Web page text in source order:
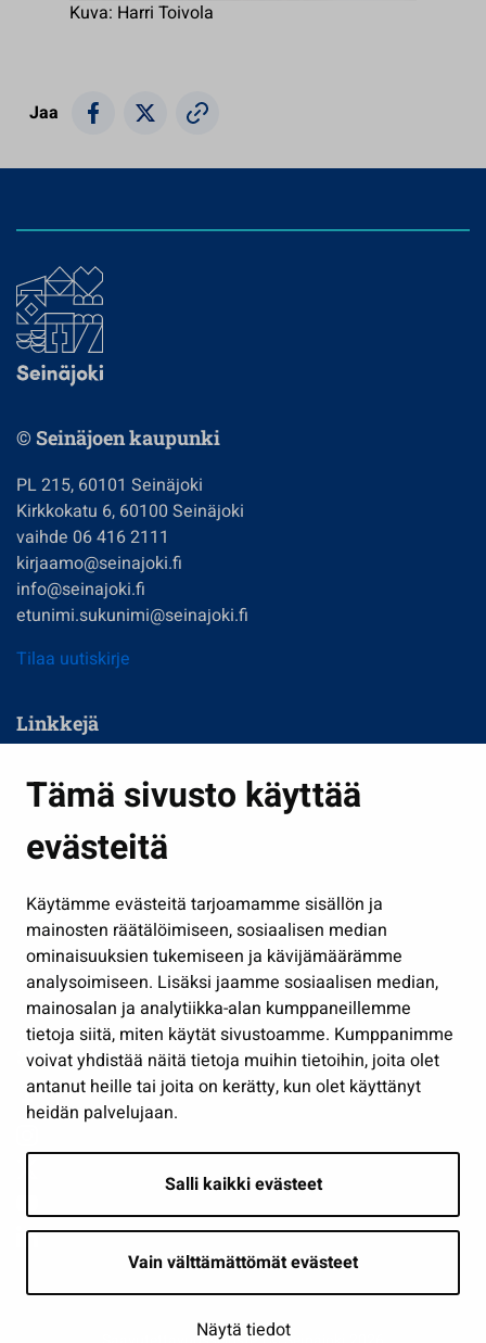
Tämä sivusto käyttää
evästeitä
Käytämme evästeitä tarjoamamme sisällön ja
mainosten räätälöimiseen, sosiaalisen median
ominaisuuksien tukemiseen ja kävijämäärämme
analysoimiseen. Lisäksi jaamme sosiaalisen median,
mainosalan ja analytiikka-alan kumppaneillemme
tietoja siitä, miten käytät sivustoamme. Kumppanimme
voivat yhdistää näitä tietoja muihin tietoihin, joita olet
antanut heille tai joita on kerätty, kun olet käyttänyt
heidän palvelujaan.
Salli kaikki evästeet
Vain välttämättömät evästeet
Näytä tiedot
Kuva: Harri Toivola
Jaa
© Seinäjoen kaupunki
PL 215, 60101 Seinäjoki
Kirkkokatu 6, 60100 Seinäjoki
vaihde 06 416 2111
kirjaamo@seinajoki.fi
info@seinajoki.fi
etunimi.sukunimi@seinajoki.fi
Tilaa uutiskirje
Linkkejä
Kasvatus ja opetus
Kulttuuri ja liikunta
Työ ja yrittäminen
Osallistu ja asioi
Näytä omat evästeasetukseni
Seuraa meitä